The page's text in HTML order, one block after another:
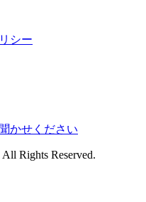
シー
かせください
Rights Reserved.